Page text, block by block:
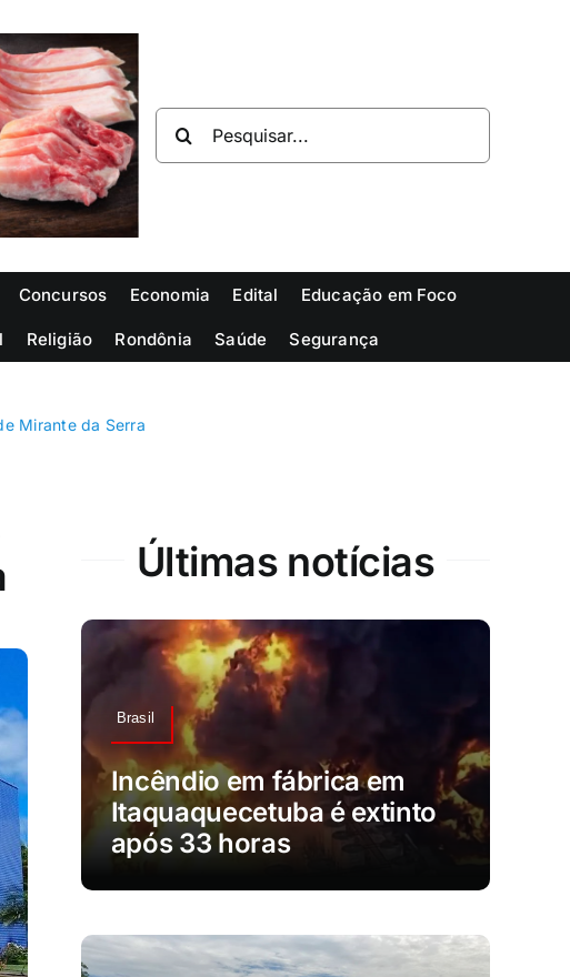
resultados
Concursos Economia Edital Educação em Foco
Religião Rondônia Saúde Segurança
Mirante da Serra
Últimas notícias
Brasil
Incêndio em fábrica em
Itaquaquecetuba é extinto
após 33 horas